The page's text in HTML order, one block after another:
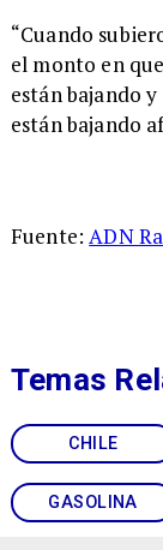
“Cuando
el monto en
están bajando
están bajando
Fuente: ADN
CHILE
GASOLINA
Temas